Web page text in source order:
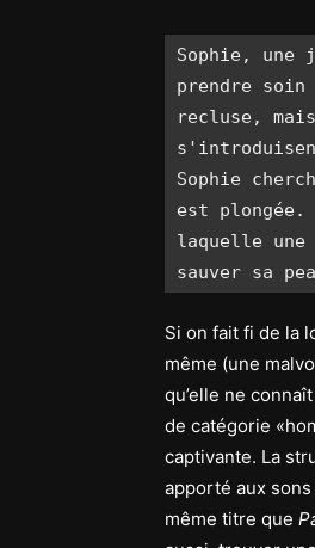
Sophie, une
prendre soin
recluse,
Sophie
est
laquelle une
sauver sa
Si on fait fi de la
même (une
qu’elle ne
de catégorie
captivante. La
apporté aux
même titre que